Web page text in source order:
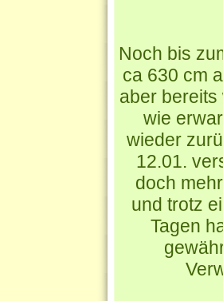
Noch bis
ca 630 cm
aber
wie
wieder
12.01.
doch
und trotz
Tagen